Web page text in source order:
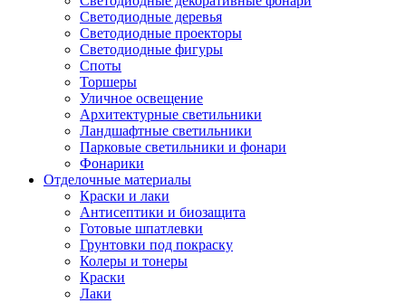
Светодиодные деревья
Светодиодные проекторы
Светодиодные фигуры
Споты
Торшеры
Уличное освещение
Архитектурные светильники
Ландшафтные светильники
Парковые светильники и фонари
Фонарики
Отделочные материалы
Краски и лаки
Антисептики и биозащита
Готовые шпатлевки
Грунтовки под покраску
Колеры и тонеры
Краски
Лаки